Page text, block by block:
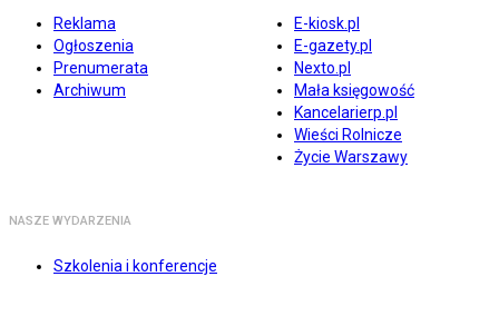
Reklama
Ogłoszenia
Prenumerata
Archiwum
E-kiosk.pl
E-gazety.pl
Nexto.pl
Mała księgowość
Kancelarierp.pl
Wieści Rolnicze
Życie Warszawy
NASZE WYDARZENIA
Szkolenia i konferencje